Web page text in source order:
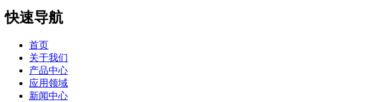
快速导航
首页
关于我们
产品中心
应用领域
新闻中心